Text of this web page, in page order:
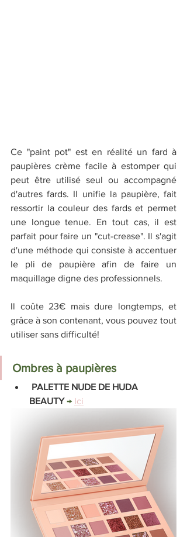
Ce "paint pot" est en réalité un fard à
paupières crème facile à estomper qui
peut être utilisé seul ou accompagné
d'autres fards. Il unifie la paupière, fait
ressortir la couleur des fards et permet
une longue tenue. En tout cas, il est
parfait pour faire un "cut-crease". Il s'agit
d'une méthode qui consiste à accentuer
le pli de paupière afin de faire un
maquillage digne des professionnels.
Il coûte 23€ mais dure longtemps, et
grâce à son contenant, vous pouvez tout
utiliser sans difficulté!
Ombres à paupières
BEAUTY → Ici